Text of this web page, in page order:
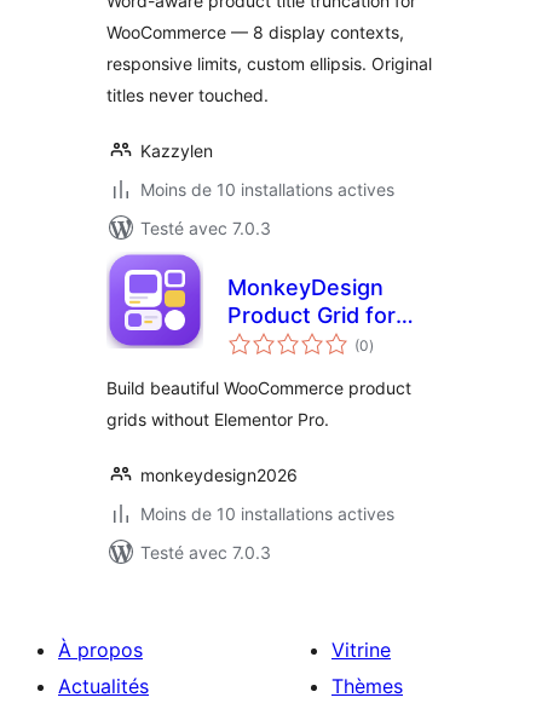
WooCommerce — 8 display contexts,
responsive limits, custom ellipsis. Original
titles never touched.
Kazzylen
Moins de 10 installations actives
Testé avec 7.0.3
MonkeyDesign
Product Grid for
Elementor
(0notes
en
)
Build beautiful WooCommerce product
grids without Elementor Pro.
monkeydesign2026
Moins de 10 installations actives
Testé avec 7.0.3
À propos
Actualités
Vitrine
Thèmes